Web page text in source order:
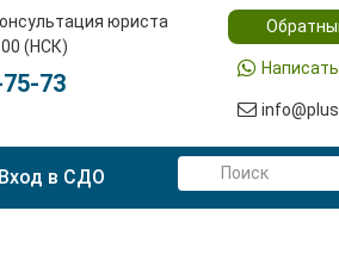
юриста
(НСК)
73
Вход в СДО